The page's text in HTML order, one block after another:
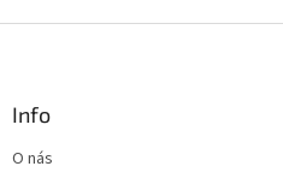
l
Info
O nás